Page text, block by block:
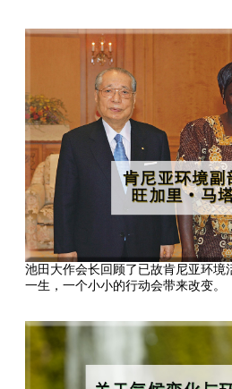
池田大作会长回顾了已故肯尼亚环境
一生，一个小小的行动会带来改变。